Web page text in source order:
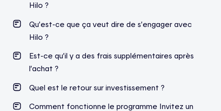
Hilo ?
Qu’est-ce que ça veut dire de s’engager avec
Hilo ?
Est-ce qu’il y a des frais supplémentaires après
l’achat ?
Quel est le retour sur investissement ?
Comment fonctionne le programme Invitez un